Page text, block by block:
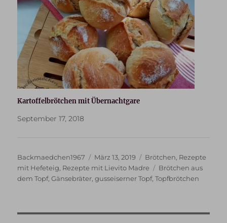
Kartoffelbrötchen mit Übernachtgare
September 17, 2018
Autor
Backmaedchen1967
Veröffentlicht
am
März 13, 2019 Kategorien
Brötchen, Rezepte
mit Hefeteig, Rezepte mit Lievito Madre Schlagwörter
Brötchen aus
dem Topf,Gänsebräter,gusseiserner Topf,Topfbrötchen